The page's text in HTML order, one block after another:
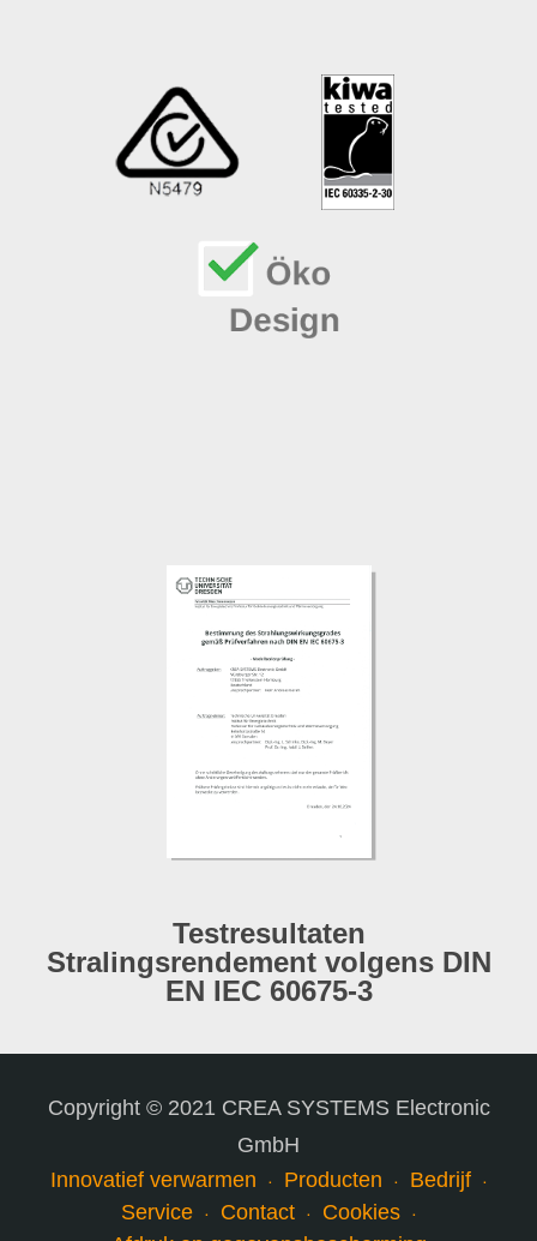
Testresultaten
Stralingsrendement volgens DIN
EN IEC 60675-3
Copyright © 2021 CREA SYSTEMS Electronic
GmbH
Innovatief verwarmen
Producten
Bedrijf
Service
Contact
Cookies